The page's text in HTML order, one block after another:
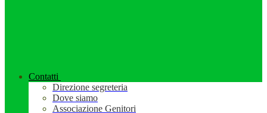
Contatti
Direzione segreteria
Dove siamo
Associazione Genitori